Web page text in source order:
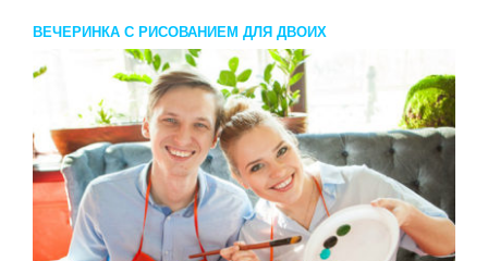
ВЕЧЕРИНКА С РИСОВАНИЕМ ДЛЯ ДВОИХ